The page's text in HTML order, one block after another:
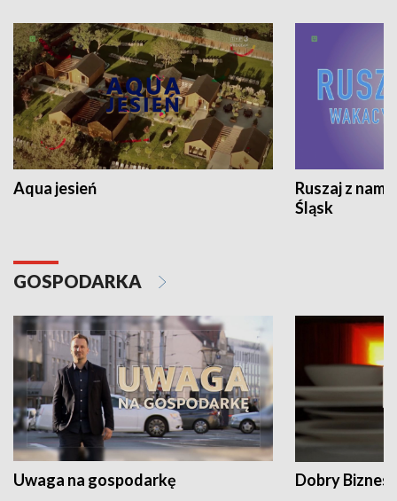
Aqua jesień
Ruszaj z
Śląsk
GOSPODARKA
Uwaga na gospodarkę Dobry Biznes